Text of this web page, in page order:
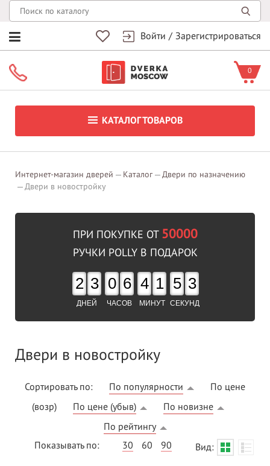
Войти / Зарегистрироваться
0
КАТАЛОГ ТОВАРОВ
Интернет-магазин дверей Каталог
Двери по назначению
Двери в новостройку
ПРИ ПОКУПКЕ ОТ 50000
РУЧКИ POLLY В ПОДАРОК
2 3
ДНЕЙ
0 6
ЧАСОВ
4 1
МИНУТ
5 2
СЕКУНД
Двери в новостройку
Сортировать по: По популярности
По цене
(возр)
По цене (убыв)
По новизне
По рейтингу
Показывать по:
30 60 90 Вид: